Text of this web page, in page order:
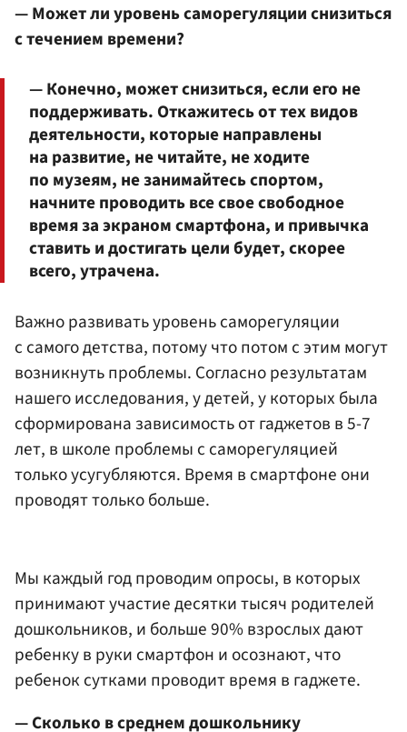
— Может ли уровень саморегуляции снизиться
с течением времени?
— Конечно, может снизиться, если его не
поддерживать. Откажитесь от тех видов
деятельности, которые направлены
на развитие, не читайте, не ходите
по музеям, не занимайтесь спортом,
начните проводить все свое свободное
время за экраном смартфона, и привычка
ставить и достигать цели будет, скорее
всего, утрачена.
Важно развивать уровень саморегуляции
с самого детства, потому что потом с этим могут
возникнуть проблемы. Согласно результатам
нашего исследования, у детей, у которых была
сформирована зависимость от гаджетов в 5-7
лет, в школе проблемы с саморегуляцией
только усугубляются. Время в смартфоне они
проводят только больше.
Мы каждый год проводим опросы, в которых
принимают участие десятки тысяч родителей
дошкольников, и больше 90% взрослых дают
ребенку в руки смартфон и осознают, что
ребенок сутками проводит время в гаджете.
— Сколько в среднем дошкольнику